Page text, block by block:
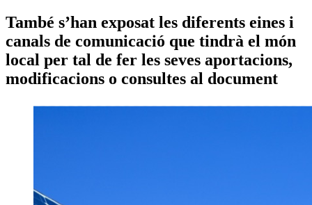
També s’han exposat les diferents eines i
canals de comunicació que tindrà el món
local per tal de fer les seves aportacions,
modificacions o consultes al document